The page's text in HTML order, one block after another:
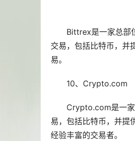
Bittrex是一家总部
交易，包括比特币，并
易。
10、Crypto.com
Crypto.com是一
易，包括比特币，并提
经验丰富的交易者。